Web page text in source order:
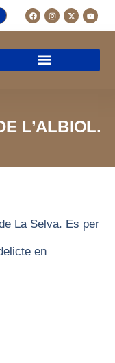
L’ALBIOL.
La Selva. Es per
en